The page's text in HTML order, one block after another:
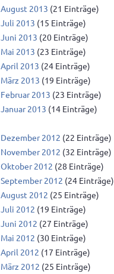
August 2013 (21 Einträge)
Juli 2013 (15 Einträge)
Juni 2013 (20 Einträge)
Mai 2013 (23 Einträge)
April 2013 (24 Einträge)
März 2013 (19 Einträge)
Februar 2013 (23 Einträge)
Januar 2013 (14 Einträge)
Dezember 2012 (22 Einträge)
November 2012 (32 Einträge)
Oktober 2012 (28 Einträge)
September 2012 (24 Einträge)
August 2012 (25 Einträge)
Juli 2012 (19 Einträge)
Juni 2012 (27 Einträge)
Mai 2012 (30 Einträge)
April 2012 (17 Einträge)
März 2012 (25 Einträge)